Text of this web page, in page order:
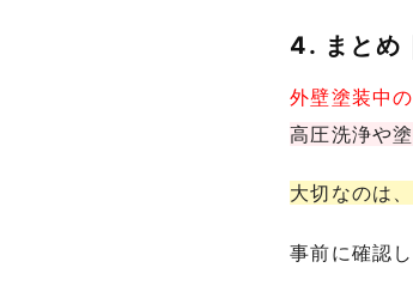
4. まとめ
外壁塗装中
高圧洗浄や
大切なのは
事前に確認